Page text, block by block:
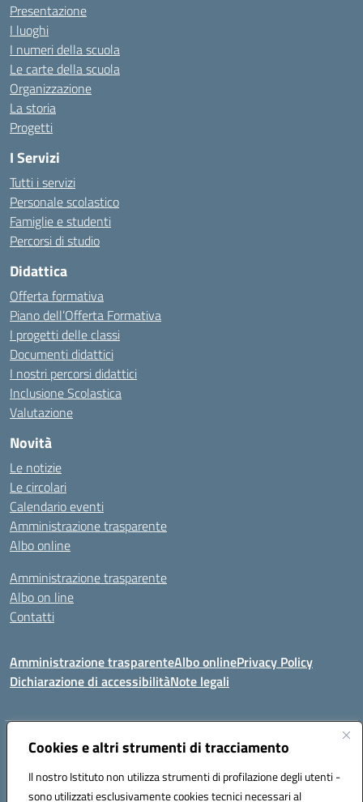
Cookies e altri strumenti di tracciamento
Il nostro Istituto non utilizza strumenti di profilazione degli utenti -
sono utilizzati esclusivamente cookies tecnici necessari al
Presentazione
I luoghi
I numeri della scuola
Le carte della scuola
Organizzazione
La storia
Progetti
I Servizi
Tutti i servizi
Personale scolastico
Famiglie e studenti
Percorsi di studio
Didattica
Offerta formativa
Piano dell’Offerta Formativa
I progetti delle classi
Documenti didattici
I nostri percorsi didattici
Inclusione Scolastica
Valutazione
Novità
Le notizie
Le circolari
Calendario eventi
Amministrazione trasparente
Albo online
Amministrazione trasparente
Albo on line
Contatti
Amministrazione trasparenteAlbo onlinePrivacy Policy
Dichiarazione di accessibilitàNote legali
Indirizzo:Via Tirso, 07011 Bono (SS)
Posta elettronica certificata (PEC):ssic820006@pec.istruzione.it